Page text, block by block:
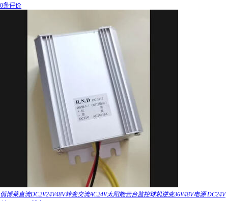
0条评价
俏博莱直流DC2V24V48V转变交流AC24V太阳能云台监控球机逆变36V48V电源 DC24V